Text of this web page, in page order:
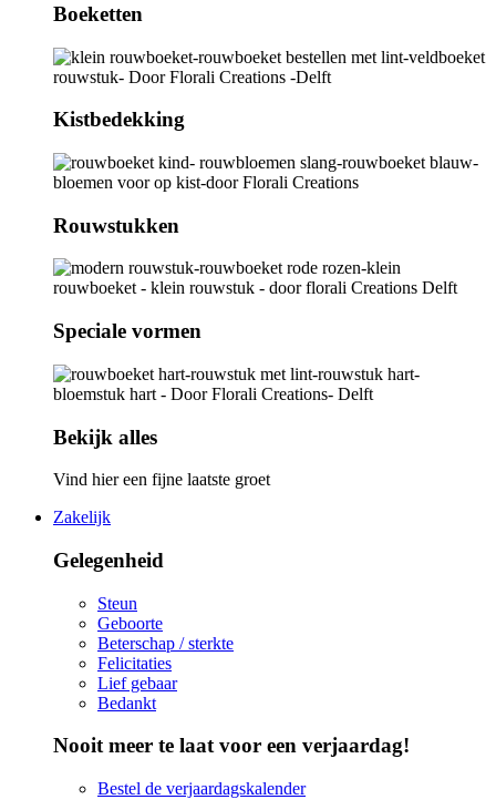
Boeketten
Kistbedekking
Rouwstukken
Speciale vormen
Bekijk alles
Vind hier een fijne laatste groet
Zakelijk
Gelegenheid
Steun
Geboorte
Beterschap / sterkte
Felicitaties
Lief gebaar
Bedankt
Nooit meer te laat voor een verjaardag!
Bestel de verjaardagskalender